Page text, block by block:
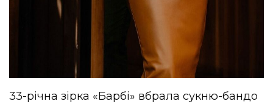
33-річна зірка «Барбі» вбрала сукню-бандо